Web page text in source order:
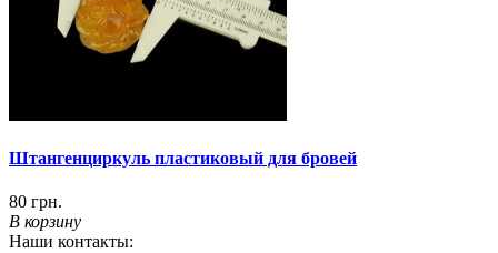
Штангенциркуль пластиковый для бровей
80 грн.
В корзину
Наши контакты: